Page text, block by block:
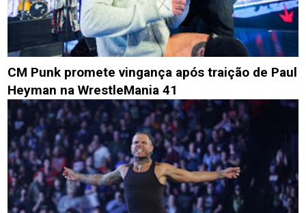
CM Punk promete vingança após traição de Paul
Heyman na WrestleMania 41